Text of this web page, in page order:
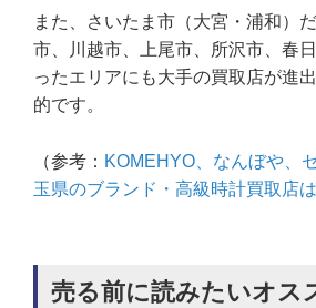
また、さいたま市（大宮・浦和）
市、川越市、上尾市、所沢市、春
ったエリアにも大手の買取店が進
的です。
（参考： KOMEHYO、なんぼや、
玉県のブランド・高級時計買取店
売る前に読みたいオス